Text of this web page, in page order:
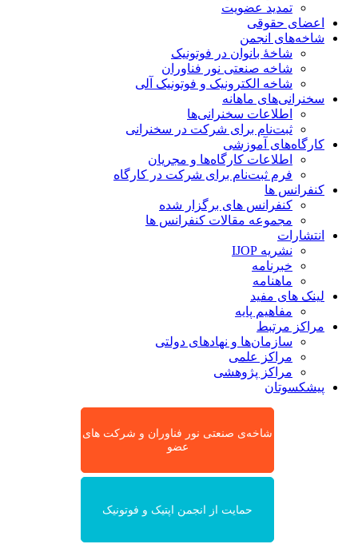
تمدید عضویت
اعضای حقوقی
شاخه‌های انجمن
شاخۀ بانوان در فوتونیک
شاخه صنعتی نور فناوران
شاخه‌ الکترونیک و فوتونیک آلی
سخنرانی‌های ماهانه
اطلاعات سخنرانی‌‌ها
ثبت‌نام برای شرکت در سخنرانی
کارگاه‌های آموزشی
اطلاعات کارگاه‌ها و مجریان
فرم ثبت‌نام برای شرکت در کارگاه
کنفرانس ها
کنفرانس های برگزار شده
مجموعه مقالات کنفرانس ها
انتشارات
نشریه IJOP
خبرنامه
ماهنامه
لینک های مفید
مفاهیم پایه
مراکز مرتبط
سازمان‌ها و نهادهای دولتی
مراکز علمی
مراکز پژوهشی
پیشکسوتان
شاخه‌ی صنعتی نور فناوران و شرکت های
عضو
حمایت از انجمن اپتیک و فوتونیک